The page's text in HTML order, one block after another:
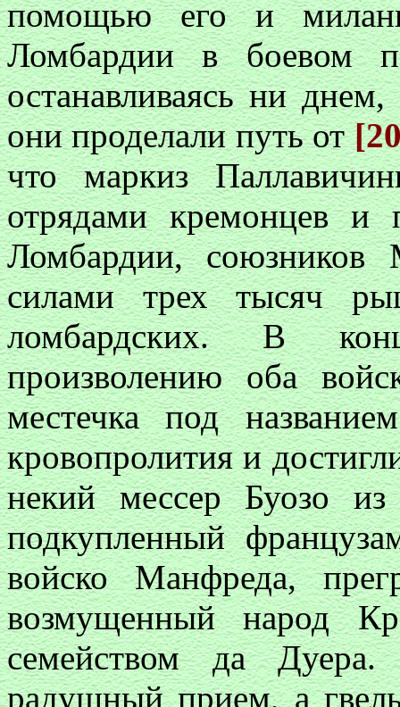
помощью его и
Ломбардии в боевом
останавливаясь ни
они проделали путь от
что маркиз
отрядами кремонцев и
Ломбардии, союзников
силами трех тысяч
ломбардских. В
произволению оба
местечка под
кровопролития и
некий мессер Буозо
подкупленный
войско Манфреда,
возмущенный народ
семейством да
радушный прием, а